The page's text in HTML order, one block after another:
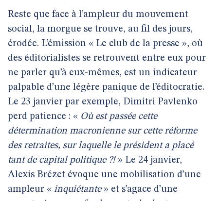
Reste que face à l’ampleur du mouvement
social, la morgue se trouve, au fil des jours,
érodée. L’émission « Le club de la presse », où
des éditorialistes se retrouvent entre eux pour
ne parler qu’à eux-mêmes, est un indicateur
palpable d’une légère panique de l’éditocratie.
Le 23 janvier par exemple, Dimitri Pavlenko
perd patience : « Où est passée cette
détermination macronienne sur cette réforme
des retraites, sur laquelle le président a placé
tant de capital politique ?!» Le 24 janvier,
Alexis Brézet évoque une mobilisation d’une
ampleur « inquiétante» et s’agace d’une